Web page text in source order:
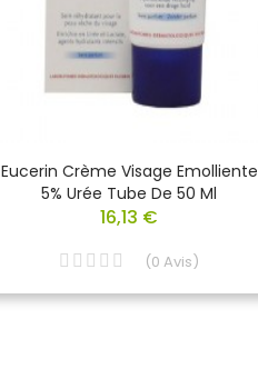
Eucerin Crème Visage Emolliente
5% Urée Tube De 50 Ml
16,13 €
(0 Avis)